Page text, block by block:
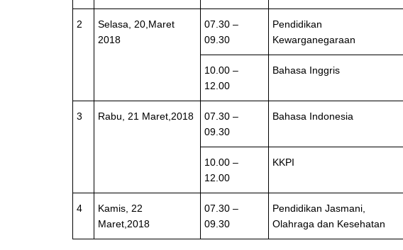
2
Selasa, 20,Maret
2018
07.30 –
09.30
Pendidikan
Kewarganegaraan
10.00 –
12.00
Bahasa Inggris
3 Rabu, 21 Maret,2018
07.30 –
09.30
Bahasa Indonesia
10.00 –
12.00
KKPI
4
Kamis, 22
Maret,2018
07.30 –
09.30
Pendidikan Jasmani,
Olahraga dan Kesehatan